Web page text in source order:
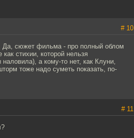
# 10
Да, сюжет фильма - про полный облом
стихии, которой нельзя
наловила), а кому-то нет, как Клуни,
тоже надо суметь показать, по-
# 11